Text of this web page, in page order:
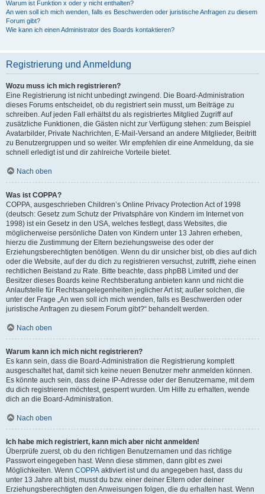
Warum ist Funktion x oder y nicht enthalten?
An wen soll ich mich wenden, falls es Beschwerden oder juristische Anfragen zu diesem
Forum gibt?
Wie kann ich einen Administrator des Boards kontaktieren?
Registrierung und Anmeldung
Wozu muss ich mich registrieren?
Eine Registrierung ist nicht unbedingt zwingend. Die Board-Administration
dieses Forums entscheidet, ob du registriert sein musst, um Beiträge zu
schreiben. Auf jeden Fall erhältst du als registriertes Mitglied Zugriff auf
zusätzliche Funktionen, die Gästen nicht zur Verfügung stehen: zum Beispiel
Avatarbilder, Private Nachrichten, E-Mail-Versand an andere Mitglieder, Beitritt
zu Benutzergruppen und so weiter. Wir empfehlen dir eine Anmeldung, da sie
schnell erledigt ist und dir zahlreiche Vorteile bietet.
Nach oben
Was ist COPPA?
COPPA, ausgeschrieben Children’s Online Privacy Protection Act of 1998
(deutsch: Gesetz zum Schutz der Privatsphäre von Kindern im Internet von
1998) ist ein Gesetz in den USA, welches festlegt, dass Websites, die
möglicherweise persönliche Daten von Kindern unter 13 Jahren erheben,
hierzu die Zustimmung der Eltern beziehungsweise des oder der
Erziehungsberechtigten benötigen. Wenn du dir unsicher bist, ob dies auf dich
oder die Website, auf der du dich zu registrieren versuchst, zutrifft, ziehe einen
rechtlichen Beistand zu Rate. Bitte beachte, dass phpBB Limited und der
Besitzer dieses Boards keine Rechtsberatung anbieten kann und nicht die
Anlaufstelle für Rechtsangelegenheiten jeglicher Art ist; außer solchen, die
unter der Frage „An wen soll ich mich wenden, falls es Beschwerden oder
juristische Anfragen zu diesem Forum gibt?“ behandelt werden.
Nach oben
Warum kann ich mich nicht registrieren?
Es kann sein, dass die Board-Administration die Registrierung komplett
ausgeschaltet hat, damit sich keine neuen Benutzer mehr anmelden können.
Es könnte auch sein, dass deine IP-Adresse oder der Benutzername, mit dem
du dich registrieren möchtest, gesperrt wurden. Um Hilfe zu erhalten, wende
dich an die Board-Administration.
Nach oben
Ich habe mich registriert, kann mich aber nicht anmelden!
Überprüfe zuerst, ob du den richtigen Benutzernamen und das richtige
Passwort eingegeben hast. Wenn diese stimmen, dann gibt es zwei
Möglichkeiten. Wenn COPPA aktiviert ist und du angegeben hast, dass du
unter 13 Jahre alt bist, musst du bzw. einer deiner Eltern oder deiner
Erziehungsberechtigten den Anweisungen folgen, die du erhalten hast. Wenn